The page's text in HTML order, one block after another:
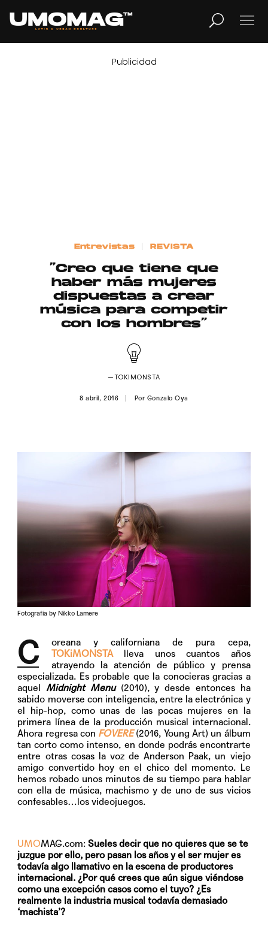
LIFESTYLE
Publicidad
Contacto
Aviso Legal
© 2015-2022 UMOMAG. PROPIEDAD DE UMO agency. TODOS LOS
Publicidad
Entrevistas REVISTA
“Creo que tiene que
haber más mujeres
dispuestas a crear
música para competir
con los hombres”
—TOKIMONSTA
8 abril, 2016 Por Gonzalo Oya
Fotografía by Nikko Lamere
C oreana y californiana de pura cepa,
TOKiMONSTAlleva unos cuantos años
atrayendo la atención de público y prensa
especializada. Es probable que la conocieras gracias a
aquelMidnight Menu(2010), y desde entonces ha
sabido moverse con inteligencia, entre la electrónica y
el hip-hop, como unas de las pocas mujeres en la
primera línea de la producción musical internacional.
Ahora regresa con FOVERE(2016, Young Art) un álbum
tan corto como intenso, en donde podrás encontrarte
entre otras cosas la voz de Anderson Paak, un viejo
amigo convertido hoy en el chico del momento. Le
hemos robado unos minutos de su tiempo para hablar
con ella de música, machismo y de uno de sus vicios
confesables…los videojuegos.
UMOMAG.com:Sueles decir que no quieres que se te
juzgue por ello, pero pasan los años y el ser mujer es
todavía algo llamativo en la escena de productores
internacional. ¿Por qué crees que aún sigue viéndose
como una excepción casos como el tuyo? ¿Es
realmente la industria musical todavía demasiado
‘machista’?